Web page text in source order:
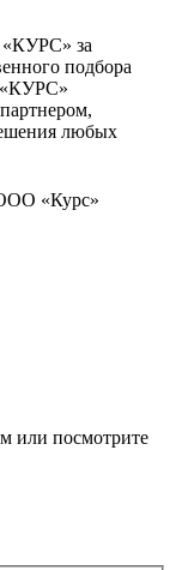
за
подбора
«КУРС»
любых
«Курс»
или посмотрите